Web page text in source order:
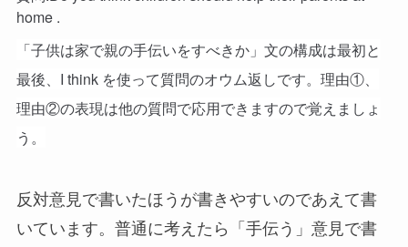
home .
「子供は家で親の手伝いをすべきか」文の構成は最初と
最後、I think を使って質問のオウム返しです。理由①、
理由②の表現は他の質問で応用できますので覚えましょ
う。
反対意見で書いたほうが書きやすいのであえて書
いています。普通に考えたら「手伝う」意見で書